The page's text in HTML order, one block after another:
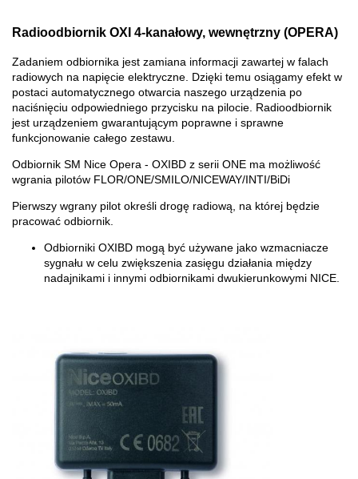
Radioodbiornik OXI 4-kanałowy, wewnętrzny (OPERA)
Zadaniem odbiornika jest zamiana informacji zawartej w falach
radiowych na napięcie elektryczne. Dzięki temu osiągamy efekt w
postaci automatycznego otwarcia naszego urządzenia po
naciśnięciu odpowiedniego przycisku na pilocie. Radioodbiornik
jest urządzeniem gwarantującym poprawne i sprawne
funkcjonowanie całego zestawu.
Odbiornik SM Nice Opera - OXIBD z serii ONE ma możliwość
wgrania pilotów FLOR/ONE/SMILO/NICEWAY/INTI/BiDi
Pierwszy wgrany pilot określi drogę radiową, na której będzie
pracować odbiornik.
Odbiorniki OXIBD mogą być używane jako wzmacniacze
sygnału w celu zwiększenia zasięgu działania między
nadajnikami i innymi odbiornikami dwukierunkowymi NICE.